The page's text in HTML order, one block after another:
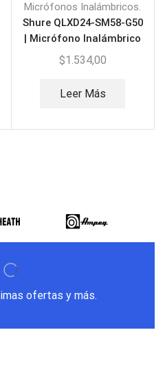
Micrófonos Inalámbricos.
Shure QLXD24-SM58-G50
| Micrófono Inalámbrico
$1.534,00
Leer Más
ofertas y más.